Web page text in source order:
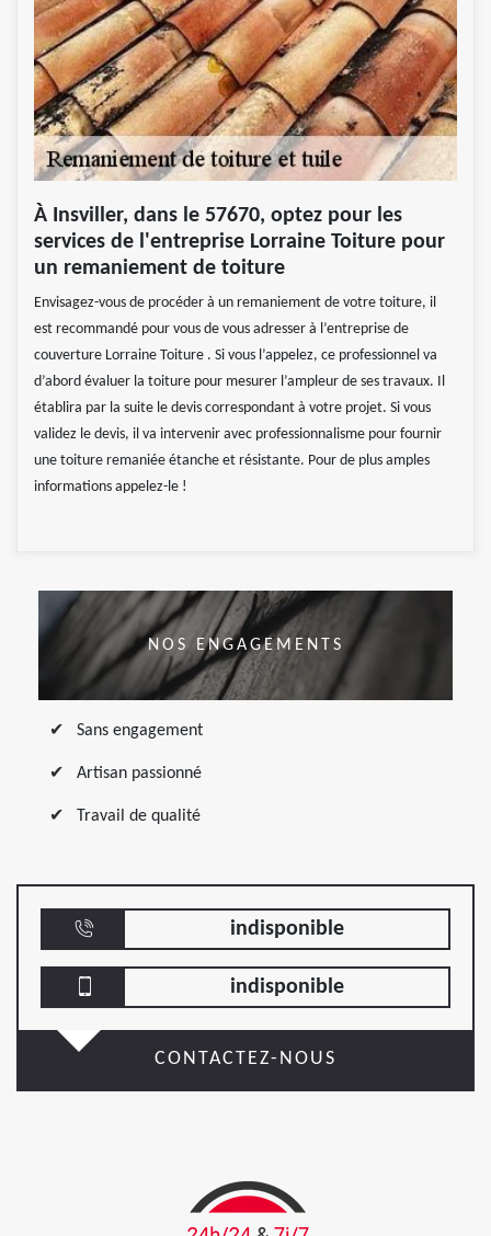
À Insviller, dans le 57670, optez pour les
services de l'entreprise Lorraine Toiture pour
un remaniement de toiture
Envisagez-vous de procéder à un remaniement de votre toiture, il
est recommandé pour vous de vous adresser à l’entreprise de
couverture Lorraine Toiture . Si vous l’appelez, ce professionnel va
d’abord évaluer la toiture pour mesurer l’ampleur de ses travaux. Il
établira par la suite le devis correspondant à votre projet. Si vous
validez le devis, il va intervenir avec professionnalisme pour fournir
une toiture remaniée étanche et résistante. Pour de plus amples
informations appelez-le !
NOS ENGAGEMENTS
Sans engagement
Artisan passionné
Travail de qualité
indisponible
indisponible
CONTACTEZ-NOUS